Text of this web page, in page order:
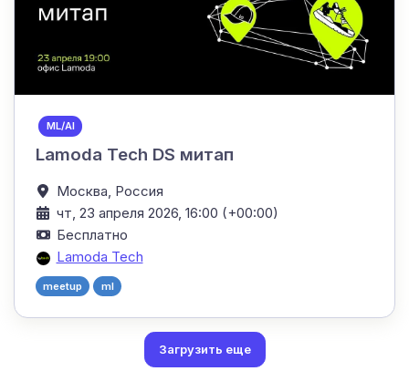
ML/AI
Lamoda Tech DS митап
Москва, Россия
чт, 23 апреля 2026, 16:00 (+00:00)
Бесплатно
Lamoda Tech
meetup ml
Загрузить еще